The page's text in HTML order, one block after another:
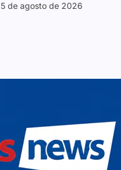
5 de agosto de 2026